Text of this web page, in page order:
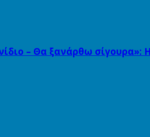
– Θα ξανάρθω σίγουρα»: